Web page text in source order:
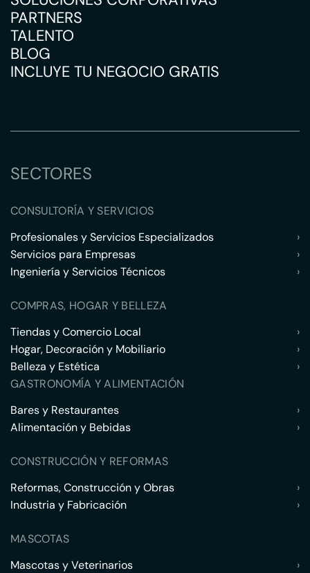
PARTNERS
TALENTO
BLOG
INCLUYE TU NEGOCIO GRATIS
SECTORES
CONSULTORÍA Y SERVICIOS
Profesionales y Servicios Especializados
›
Servicios para Empresas
›
Ingeniería y Servicios Técnicos
›
COMPRAS, HOGAR Y BELLEZA
Tiendas y Comercio Local
›
Hogar, Decoración y Mobiliario
›
Belleza y Estética
›
GASTRONOMÍA Y ALIMENTACIÓN
Bares y Restaurantes
›
Alimentación y Bebidas
›
CONSTRUCCIÓN Y REFORMAS
Reformas, Construcción y Obras
›
Industria y Fabricación
›
MASCOTAS
Mascotas y Veterinarios
›